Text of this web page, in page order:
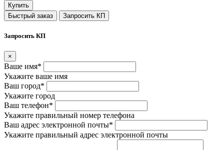
Купить
Быстрый заказ
Запросить КП
Запросить КП
×
Ваше имя*
Укажите ваше имя
Ваш город*
Укажите город
Ваш телефон*
Укажите правильный номер телефона
Ваш адрес электронной почты*
Укажите правильный адрес электронной почты